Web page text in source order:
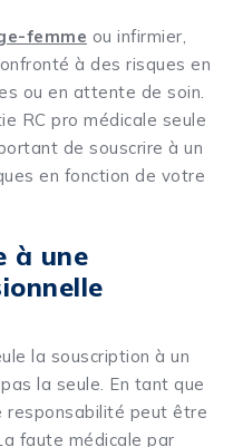
femme ou infirmier,
à des risques en
ou en attente de soin.
RC pro médicale seule
de souscrire à un
en fonction de votre
à une
la souscription à un
la seule. En tant que
responsabilité peut être
faute médicale par